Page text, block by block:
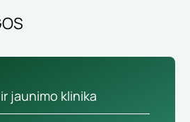
jaunimo klinika